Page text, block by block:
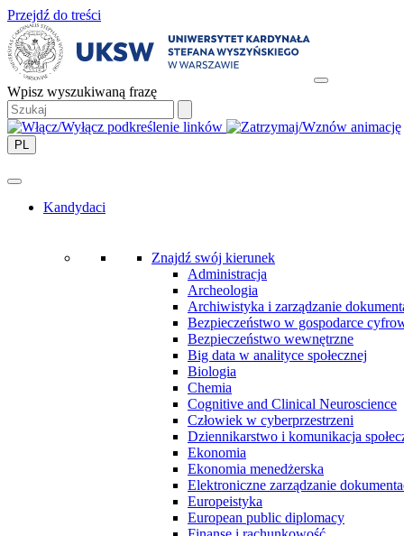
Przejdź do treści
Wpisz wyszukiwaną frazę
PL
Kandydaci
Znajdź swój kierunek
Administracja
Archeologia
Archiwistyka i zarządzanie
Bezpieczeństwo w gospodarce
Bezpieczeństwo wewnętrzne
Big data w analityce społecznej
Biologia
Chemia
Cognitive and Clinical Neuroscience
Człowiek w cyberprzestrzeni
Dziennikarstwo i komunikacja
Ekonomia
Ekonomia menedżerska
Elektroniczne zarządzanie
Europeistyka
European public diplomacy